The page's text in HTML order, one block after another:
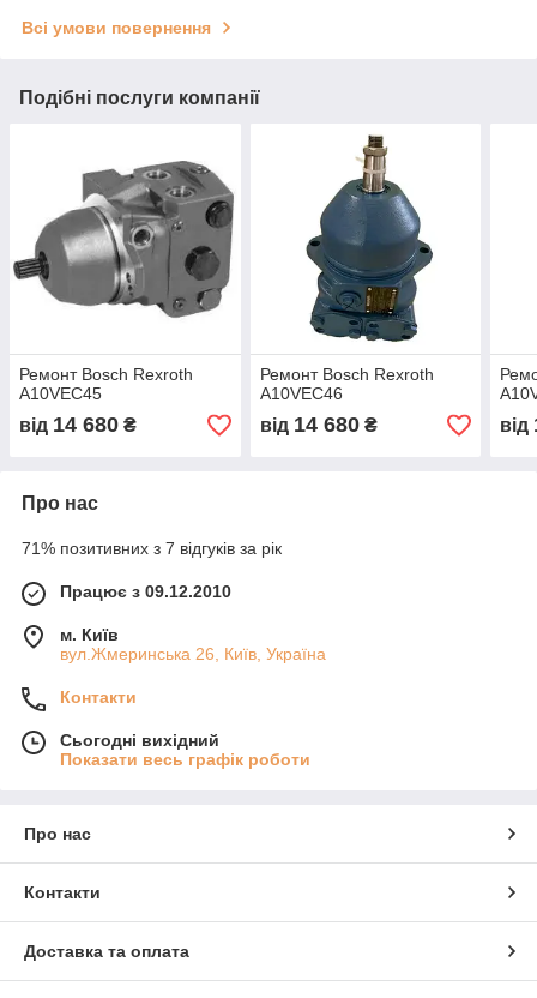
Всі умови повернення
Подібні послуги компанії
Ремонт Bosch Rexroth
A10VEC45
від 14 680 ₴
Ремонт Bosch Rexroth
A10VEC46
від 14 680₴ від
Про нас
71% позитивних з 7 відгуків за рік
Працює з 09.12.2010
м. Київ
вул.Жмеринська 26, Київ, Україна
Контакти
Сьогодні вихідний
Показати весь графік роботи
Про нас
Контакти
Доставка та оплата